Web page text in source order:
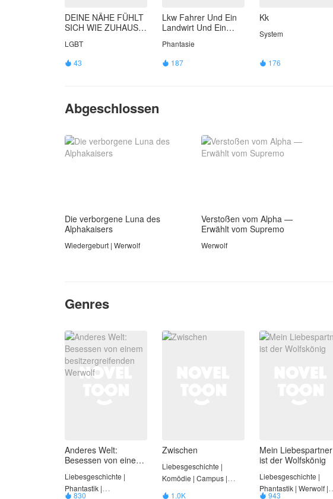
DEINE NÄHE FÜHLT
SICH WIE ZUHAUSE
LGBT
 43
Lkw Fahrer Und Ein
Landwirt Und Ein
Phantasie
 187
Kk
System
 176
Abgeschlossen
Die verborgene Luna des
Alphakaisers
Wiedergeburt | Werwolf
Verstoßen vom Alpha —
Erwählt vom Supremo
Werwolf
Genres
Anderes Welt:
Besessen von einem
Werwolf
Liebesgeschichte |
Phantastik |
 830
Zwischen
Liebesgeschichte |
Komödie | Campus |
Geschäftsführer |
 1.0K
Mein Liebespartner
ist der Wolfskönig
Liebesgeschichte |
Phantastik | Werwolf |
 943